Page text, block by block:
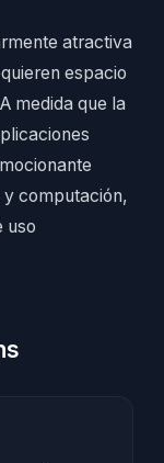
atractiva
espacio
medida que la
computación,
uso